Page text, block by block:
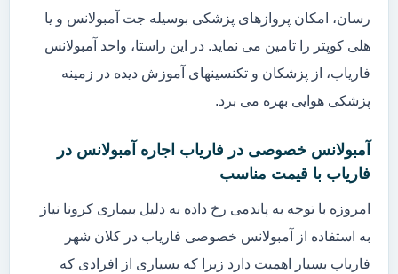
رسان، امکان پروازهای پزشکی بوسیله جت آمبولانس و یا
هلی کوپتر را تامین می نماید. در این راستا، واحد آمبولانس
فاریاب، از پزشکان و تکنسینهای آموزش دیده در زمینه
پزشکی هوایی بهره می برد.
آمبولانس خصوصی در فاریاب اجاره آمبولانس در
فاریاب با قیمت مناسب
امروزه با توجه به پاندمی رخ داده به دلیل بیماری کرونا نیاز
به استفاده از آمبولانس خصوصی فاریاب در کلان شهر
فاریاب بسیار اهمیت دارد زیرا که بسیاری از افرادی که